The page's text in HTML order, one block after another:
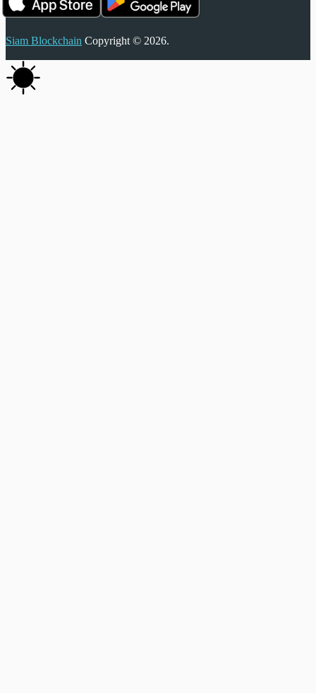
Siam Blockchain Copyright © 2026.